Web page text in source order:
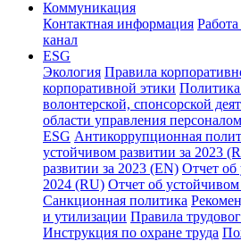
Коммуникация
Контактная информация
канал
ESG
Экология Правила
корпоративной этики Политика
волонтерской, спонсорской
области управления персоналом
ESG Антикоррупционная
устойчивом развитии за 2023
развитии за 2023 (EN) Отчет об
2024 (RU) Отчет об
Санкционная политика
и утилизации Правила
Инструкция по охране труда